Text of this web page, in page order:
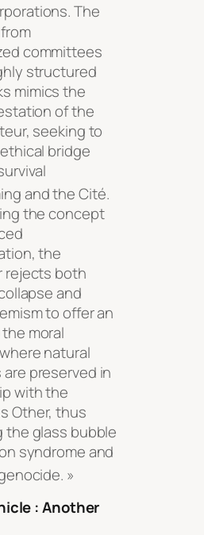
. The
committees
structured
mimics the
of the
seeking to
bridge
and the Cité.
the concept
the
rejects both
and
to offer an
moral
natural
preserved in
with the
Other, thus
the glass bubble
syndrome and
. »
: Another